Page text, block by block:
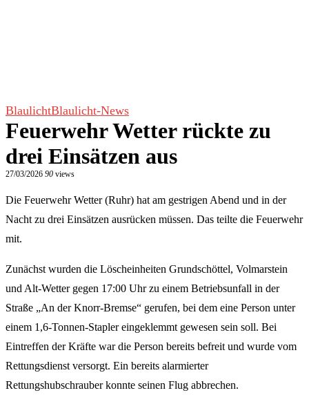
BlaulichtBlaulicht-News
Feuerwehr Wetter rückte zu
drei Einsätzen aus
27/03/2026 90 views
Die Feuerwehr Wetter (Ruhr) hat am gestrigen Abend und in der
Nacht zu drei Einsätzen ausrücken müssen. Das teilte die Feuerwehr
mit.
Zunächst wurden die Löscheinheiten Grundschöttel, Volmarstein
und Alt-Wetter gegen 17:00 Uhr zu einem Betriebsunfall in der
Straße „An der Knorr-Bremse“ gerufen, bei dem eine Person unter
einem 1,6-Tonnen-Stapler eingeklemmt gewesen sein soll. Bei
Eintreffen der Kräfte war die Person bereits befreit und wurde vom
Rettungsdienst versorgt. Ein bereits alarmierter
Rettungshubschrauber konnte seinen Flug abbrechen.